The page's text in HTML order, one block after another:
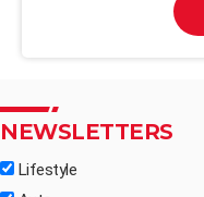
NEWSLETTERS
Lifestyle